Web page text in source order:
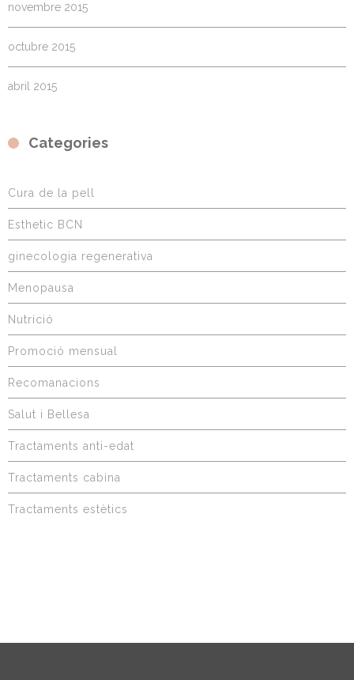
novembre 2015
octubre 2015
abril 2015
Categories
Cura de la pell
Esthetic BCN
ginecologia regenerativa
Menopausa
Nutrició
Promoció mensual
Recomanacions
Salut i Bellesa
Tractaments anti-edat
Tractaments cabina
Tractaments estètics